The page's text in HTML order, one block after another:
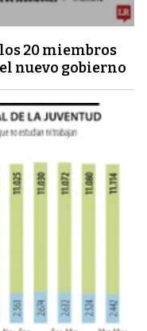
20 miembros
nuevo gobierno